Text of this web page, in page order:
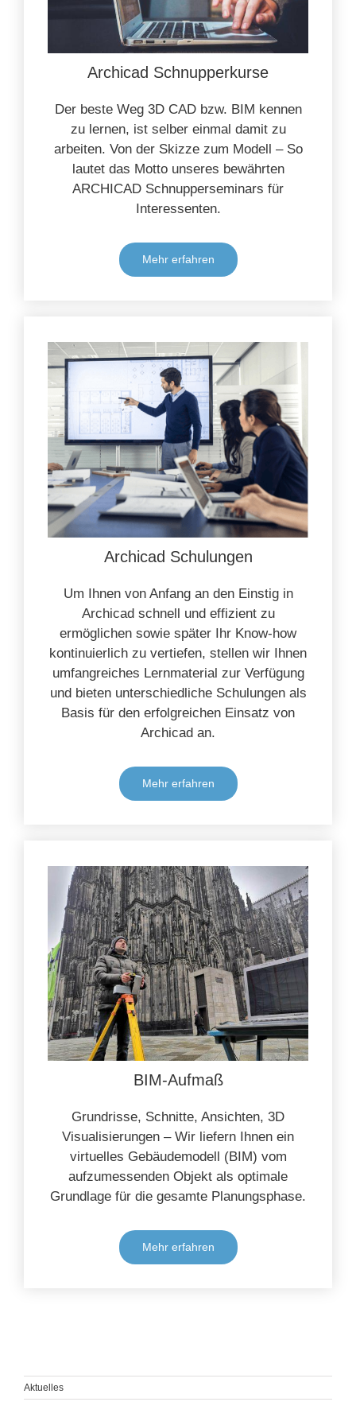
Archicad Schnupperkurse
Der beste Weg 3D CAD bzw. BIM kennen
zu lernen, ist selber einmal damit zu
arbeiten. Von der Skizze zum Modell – So
lautet das Motto unseres bewährten
ARCHICAD Schnupperseminars für
Interessenten.
Mehr erfahren
Archicad Schulungen
Um Ihnen von Anfang an den Einstig in
Archicad schnell und effizient zu
ermöglichen sowie später Ihr Know-how
kontinuierlich zu vertiefen, stellen wir Ihnen
umfangreiches Lernmaterial zur Verfügung
und bieten unterschiedliche Schulungen als
Basis für den erfolgreichen Einsatz von
Archicad an.
Mehr erfahren
BIM-Aufmaß
Grundrisse, Schnitte, Ansichten, 3D
Visualisierungen – Wir liefern Ihnen ein
virtuelles Gebäudemodell (BIM) vom
aufzumessenden Objekt als optimale
Grundlage für die gesamte Planungsphase.
Mehr erfahren
Aktuelles